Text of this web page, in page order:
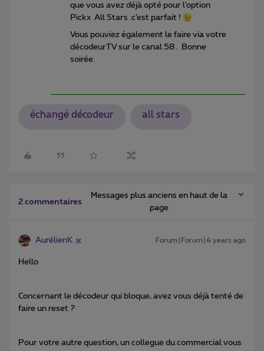
que vous avez déjà opté pour l’option
Pickx All Stars .c’est parfait !
Vous pouviez également le faire via votre
décodeurTV sur le canal 58 . Bonne
soirée.
échangé décodeur all stars
2 commentaires
Messages plus anciens en haut de la
page
AurélienK Forum|Forum|4 years ago
Hello
Concernant le décodeur qui bloque, avez vous déjà tenté de
faire un reset ?
Pour votre autre question, un collegue du commercial vous